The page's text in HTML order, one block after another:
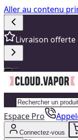
Aller au contenu
Livraison offerte
Espace Pro
Connectez-vous